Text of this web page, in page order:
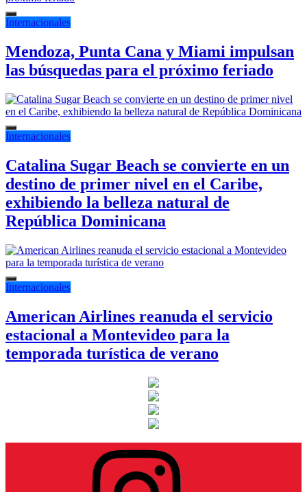
Internacionales
Mendoza, Punta Cana y Miami impulsan
las búsquedas para el próximo feriado
Internacionales
Catalina Sugar Beach se convierte en un
destino de primer nivel en el Caribe,
exhibiendo la belleza natural de
República Dominicana
Internacionales
American Airlines reanuda el servicio
estacional a Montevideo para la
temporada turística de verano